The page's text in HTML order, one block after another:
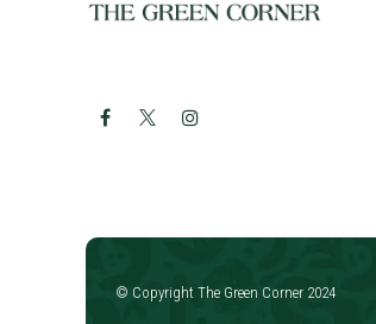
© Copyright The Green Corner 2024